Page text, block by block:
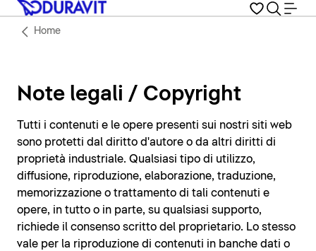
Home
Note legali / Copyright
Tutti i contenuti e le opere presenti sui nostri siti web
sono protetti dal diritto d'autore o da altri diritti di
proprietà industriale. Qualsiasi tipo di utilizzo,
diffusione, riproduzione, elaborazione, traduzione,
memorizzazione o trattamento di tali contenuti e
opere, in tutto o in parte, su qualsiasi supporto,
richiede il consenso scritto del proprietario. Lo stesso
vale per la riproduzione di contenuti in banche dati o